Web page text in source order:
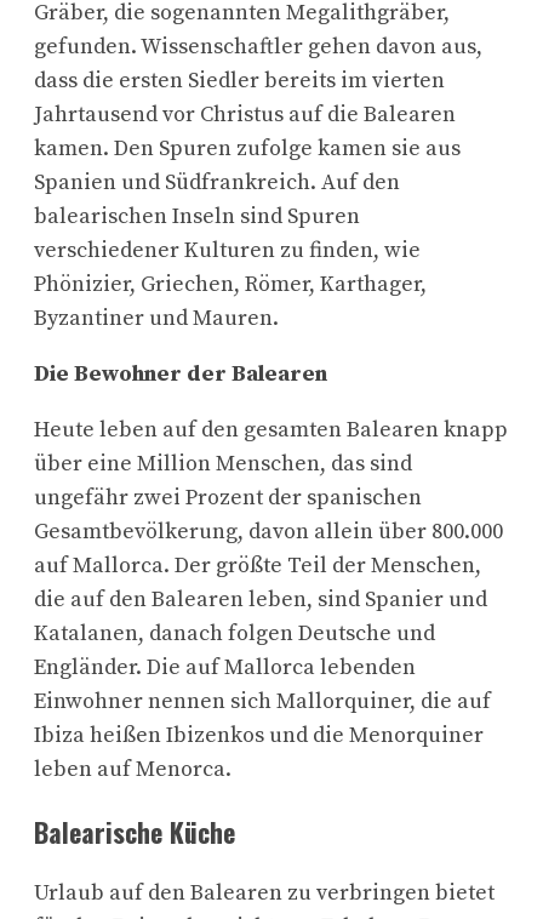
Gräber, die sogenannten Megalithgräber,
gefunden. Wissenschaftler gehen davon aus,
dass die ersten Siedler bereits im vierten
Jahrtausend vor Christus auf die Balearen
kamen. Den Spuren zufolge kamen sie aus
Spanien und Südfrankreich. Auf den
balearischen Inseln sind Spuren
verschiedener Kulturen zu finden, wie
Phönizier, Griechen, Römer, Karthager,
Byzantiner und Mauren.
Die Bewohner der Balearen
Heute leben auf den gesamten Balearen knapp
über eine Million Menschen, das sind
ungefähr zwei Prozent der spanischen
Gesamtbevölkerung, davon allein über 800.000
auf Mallorca. Der größte Teil der Menschen,
die auf den Balearen leben, sind Spanier und
Katalanen, danach folgen Deutsche und
Engländer. Die auf Mallorca lebenden
Einwohner nennen sich Mallorquiner, die auf
Ibiza heißen Ibizenkos und die Menorquiner
leben auf Menorca.
Balearische Küche
Urlaub auf den Balearen zu verbringen bietet